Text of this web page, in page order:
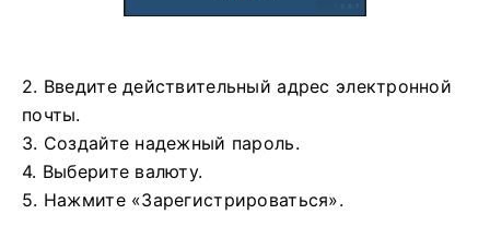
2. Введите действительный адрес электронной
почты.
3. Создайте надежный пароль.
4. Выберите валюту.
5. Нажмите «Зарегистрироваться».